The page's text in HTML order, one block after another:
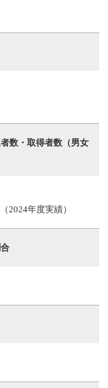
数・取得者数（男女
年度実績）